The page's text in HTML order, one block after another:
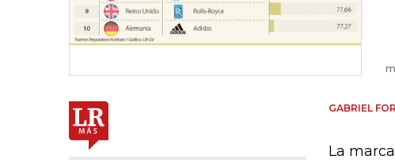
GABRIEL
La